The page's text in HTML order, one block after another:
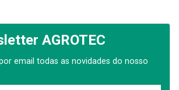
AGROTEC
email todas as novidades do nosso